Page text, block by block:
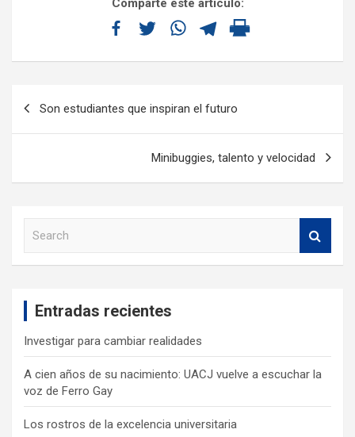
Comparte este artículo:
Son estudiantes que inspiran el futuro
Minibuggies, talento y velocidad
Entradas recientes
Investigar para cambiar realidades
A cien años de su nacimiento: UACJ vuelve a escuchar la
voz de Ferro Gay
Los rostros de la excelencia universitaria